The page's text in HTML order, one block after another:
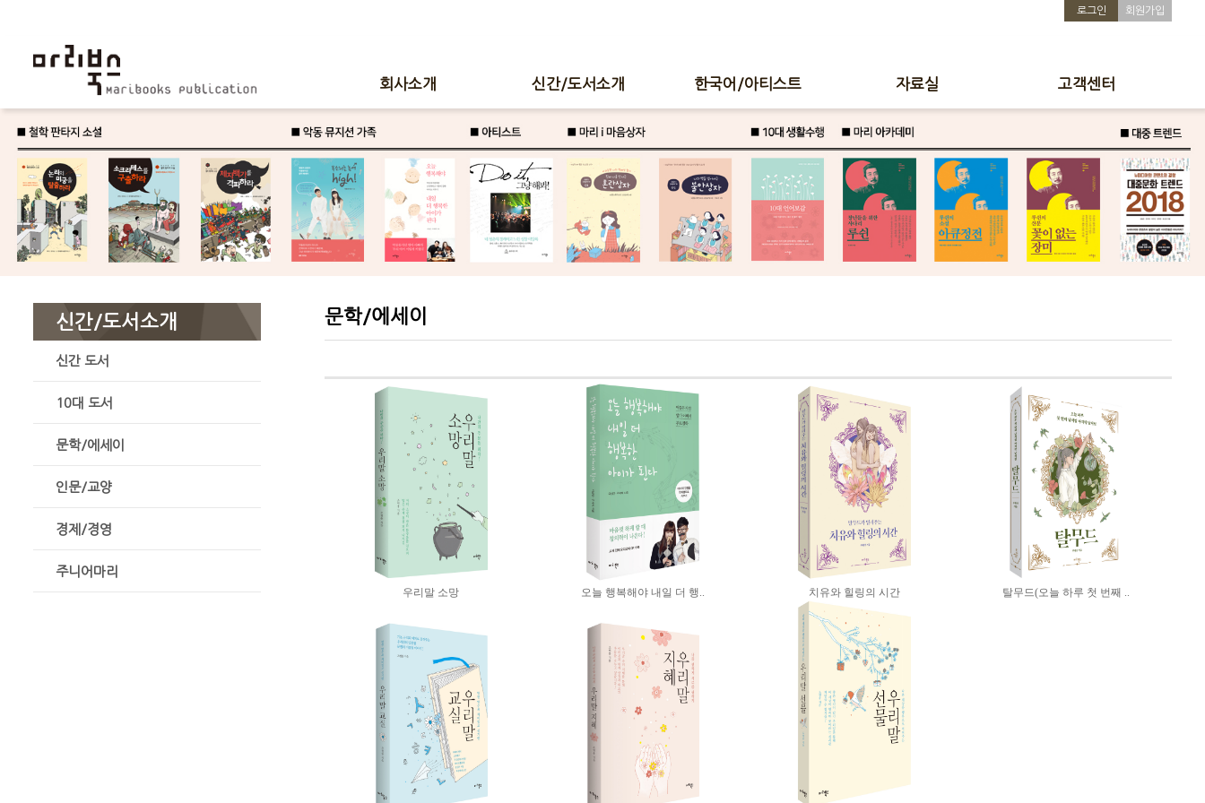
로그인 회원가입
회사소개 신간/도서소개 한국어/아티스트 자료실 고객센터
문학/에세이
우리말 소망 오늘 행복해야 내일 더 행.. 치유와 힐링의 시간 탈무드(오늘 하루 첫 번째 ..
신간/도서소개
신간 도서
10대 도서
문학/에세이
인문/교양
경제/경영
주니어마리